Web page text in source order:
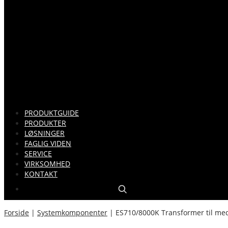
PRODUKTGUIDE
PRODUKTER
LØSNINGER
FAGLIG VIDEN
SERVICE
VIRKSOMHED
KONTAKT
Forside | Systemkomponenter | ES710/8000K Transformer til